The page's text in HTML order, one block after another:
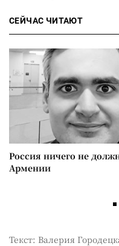
СЕЙЧАС ЧИТАЮТ
Россия ничего не
Армении
Текст: Валерия